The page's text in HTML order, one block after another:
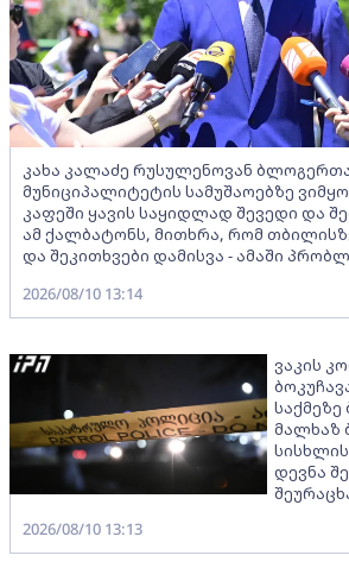
კახა კალაძე რუსულენოვან
მუნიციპალიტეტის სამუშაოებზე
კაფეში ყავის საყიდლად შევედი და
ამ ქალბატონს, მითხრა, რომ
და შეკითხვები დამისვა - ამაში
2026/08/10 13:14
ვაკის
მალხაზ
დევნა
2026/08/10 13:13